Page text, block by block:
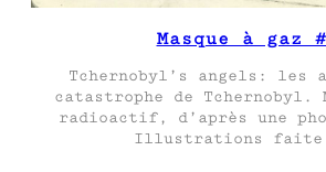
Masque à gaz
Tchernobyl’s angels: les
catastrophe de Tchernobyl.
radioactif, d’après une
Illustrations faite